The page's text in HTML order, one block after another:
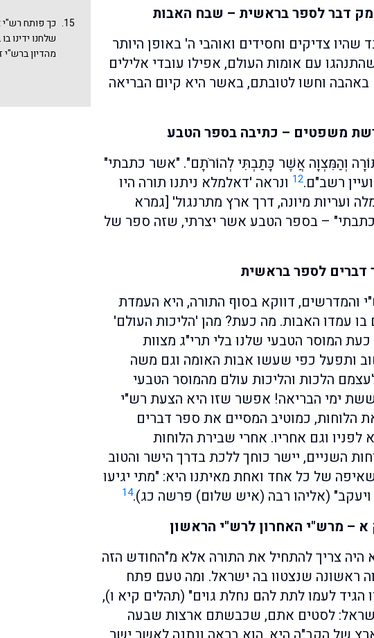
דבר לספר בראשית – שבח האבות
צדיקים וחסידים ואוהבי ה' באופן היותר
עם אומות העולם, אפילו עובדי אלילים
באהבה וחשו לטובתם, באשר היא קיום הבריאה
משפטים – כתיבה בספר הטבע
וְהַמִּצְוָה אֲשֶׁר כָּתַבְתִּי לְהוֹרֹתָם". "אשר כתבתי"
רשב"ם.12 ונראה 'דאלמלא ניתנו תורה היו
ועריות מיונה, דרך ארץ מתרנגול' [גמרא
כתבתי" – בספר הטבע אשר יצרתי, שזה ספר של
לספר בראשית
והמדרשים, דווקא בסוף התורה, היא העמדת
עמדו האבות. מה כעת? מהן 'הליכות העולם'
כעת המוסר הטבעי שלנו בלי תרי"ג מצוות
ותפעל כפי שעשו אבות האומה וגם משה
הלכות והליכות עולם מהמוסר הטבעי
ימי הבריאה! אפשר שזו היא הצעת רש"י
הלוחות, כמוטיב המסיים את ספר דברים
וגם אחריו. אחרי שבירת הלוחות
השניים, יישר כוחך ללכת בדרך הישר והטוב
של כל אחד ואחת מאיתנו היא: "מתי יגיעו
(אליהו רבה (איש שלום) פרשה כג).14
– מרש"י האחרון לרש"י הראשון
צריך להתחיל את התורה אלא מ"החודש הזה
ראשונה שנצטוו בה ישראל. ומה טעם פתח
לעמו לתת להם נחלת גוים" (תהלים קיא ו),
לסטים אתם, שכבשתם ארצות שבעה
שיטת רמב"ן,
עם בני ישראל
כך פותח רש"י
שלחנו ידינו
מהדיון